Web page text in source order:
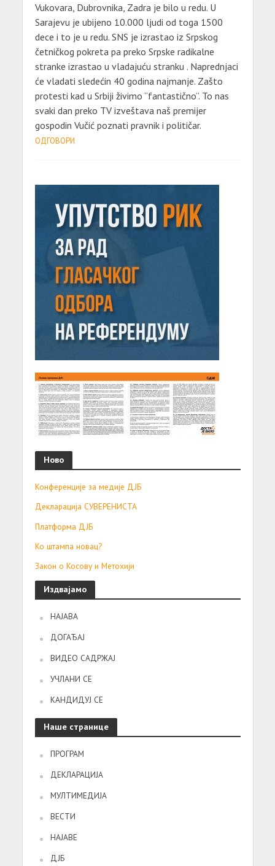
Vukovara, Dubrovnika, Zadra je bilo u redu. U
Sarajevu je ubijeno 10.000 ljudi od toga 1500
dece i to je u redu. SNS je izrastao iz Srpskog
četničkog pokreta pa preko Srpske radikalne
stranke izrastao u vladajuću stranku . Naprednjaci
će vladati sledećin 40 godina najmanje. Zašto
protesti kad u Srbiji živimo “fantastično”. To nas
svaki dan preko TV izveštava naš premijer
gospodin Vučić poznati pravnik i političar.
ОДГОВОРИ
Ново
Конференције за медије ДЈБ
Декларација СУВЕРЕНИСТА
Платформа ДЈБ
Ко штампа новац?
Закон о Косову и Метохији
Издвајамо
НАЈАВА
ДОГАЂАЈ
ВИДЕО САДРЖАЈ
УЧЛАНИ СЕ
КАНДИДУЈ СЕ
Наше странице
ПРОГРАМ
ДЕКЛАРАЦИЈА
МУЛТИМЕДИЈА
ВЕСТИ
НАЈАВЕ
ДЈБ